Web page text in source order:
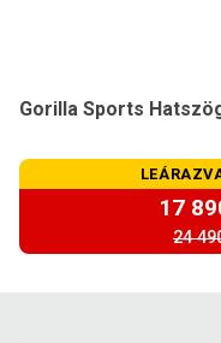
Gorilla Sports
17
24